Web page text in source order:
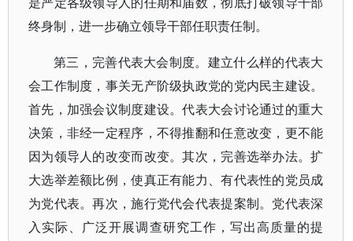
终身制，进一步确立领导干部任职责任制。
第三，完善代表大会制度。建立什么样的代表大
会工作制度，事关无产阶级执政党的党内民主建设。
首先，加强会议制度建设。代表大会讨论通过的重大
决策，非经一定程序，不得推翻和任意改变，更不能
因为领导人的改变而改变。其次，完善选举办法。扩
大选举差额比例，使真正有能力、有代表性的党员成
为党代表。再次，施行党代会代表提案制。党代表深
入实际、广泛开展调查研究工作，写出高质量的提